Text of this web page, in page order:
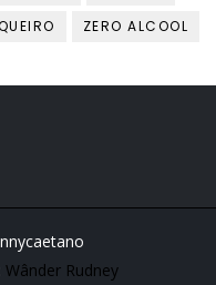
ZERO ALCOOL
Wânder Rudney